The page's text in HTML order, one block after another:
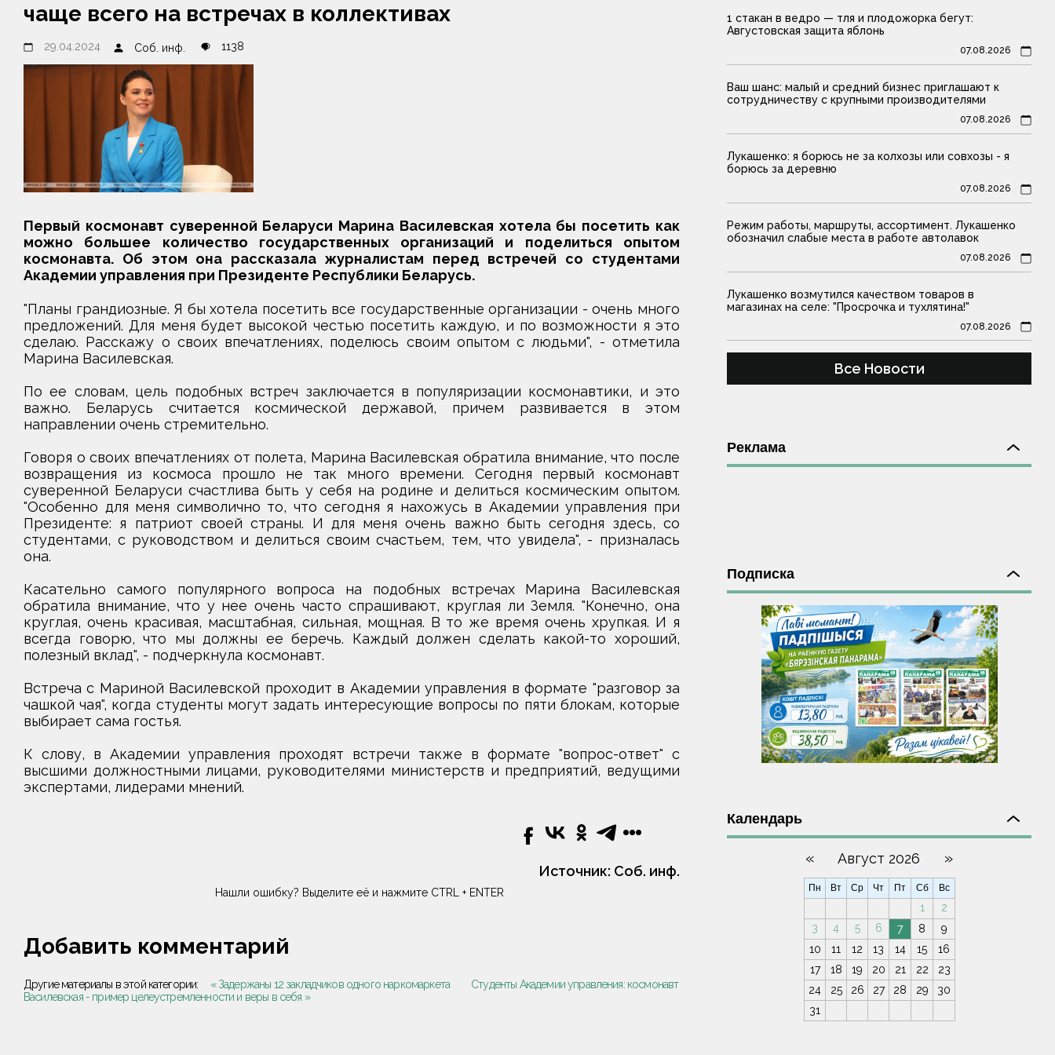
чаще всего на встречах в коллективах
29.04.2024 Соб. инф. 1138
Первый космонавт суверенной Беларуси Марина Василевская хотела бы посетить как
можно большее количество государственных организаций и поделиться опытом
космонавта. Об этом она рассказала журналистам перед встречей со студентами
Академии управления при Президенте Республики Беларусь.
"Планы грандиозные. Я бы хотела посетить все государственные организации - очень много
предложений. Для меня будет высокой честью посетить каждую, и по возможности я это
сделаю. Расскажу о своих впечатлениях, поделюсь своим опытом с людьми", - отметила
Марина Василевская.
По ее словам, цель подобных встреч заключается в популяризации космонавтики, и это
важно. Беларусь считается космической державой, причем развивается в этом
направлении очень стремительно.
Говоря о своих впечатлениях от полета, Марина Василевская обратила внимание, что после
возвращения из космоса прошло не так много времени. Сегодня первый космонавт
суверенной Беларуси счастлива быть у себя на родине и делиться космическим опытом.
"Особенно для меня символично то, что сегодня я нахожусь в Академии управления при
Президенте: я патриот своей страны. И для меня очень важно быть сегодня здесь, со
студентами, с руководством и делиться своим счастьем, тем, что увидела", - призналась
она.
Касательно самого популярного вопроса на подобных встречах Марина Василевская
обратила внимание, что у нее очень часто спрашивают, круглая ли Земля. "Конечно, она
круглая, очень красивая, масштабная, сильная, мощная. В то же время очень хрупкая. И я
всегда говорю, что мы должны ее беречь. Каждый должен сделать какой-то хороший,
полезный вклад", - подчеркнула космонавт.
Встреча с Мариной Василевской проходит в Академии управления в формате "разговор за
чашкой чая", когда студенты могут задать интересующие вопросы по пяти блокам, которые
выбирает сама гостья.
К слову, в Академии управления проходят встречи также в формате "вопрос-ответ" с
высшими должностными лицами, руководителями министерств и предприятий, ведущими
экспертами, лидерами мнений.
Источник: Соб. инф.
Нашли ошибку? Выделите её и нажмите CTRL + ENTER
Добавить комментарий
Другие материалы в этой категории: « Задержаны 12 закладчиков одного наркомаркета
Студенты Академии управления: космонавт
Василевская - пример целеустремленности и веры в себя »
1 стакан в ведро — тля и плодожорка бегут:
Августовская защита яблонь
07.08.2026
Ваш шанс: малый и средний бизнес приглашают к
сотрудничеству с крупными производителями
07.08.2026
Лукашенко: я борюсь не за колхозы или совхозы - я
борюсь за деревню
07.08.2026
Режим работы, маршруты, ассортимент. Лукашенко
обозначил слабые места в работе автолавок
07.08.2026
Лукашенко возмутился качеством товаров в
магазинах на селе: "Просрочка и тухлятина!"
07.08.2026
Все Новости
Реклама
Подписка
Календарь
« Август 2026 »
Пн Вт Ср Чт Пт Сб Вс
1
2
3
4 5 6 7 8
9
10
11 12 13 14 15
16
17
18 19 20 21 22
23
24
25 26 27 28 29
30
31